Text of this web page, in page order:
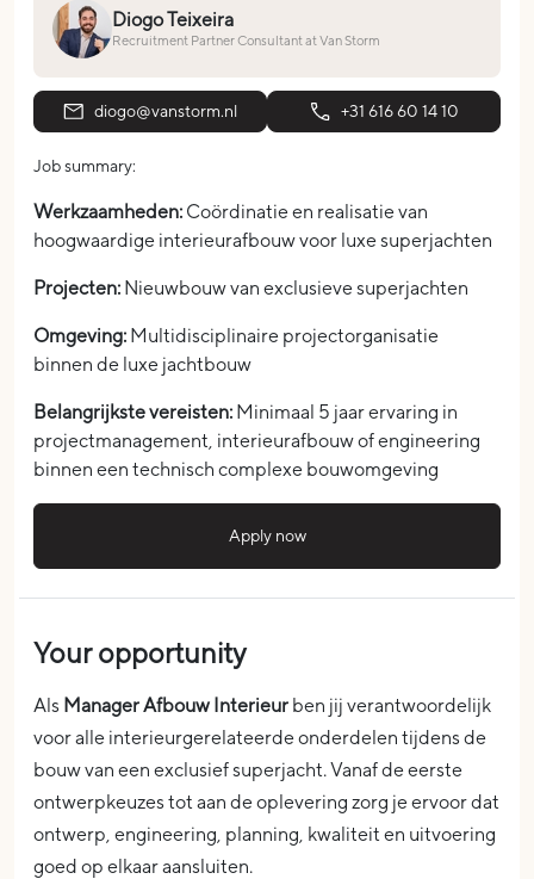
Diogo Teixeira
Recruitment Partner Consultant at Van Storm
diogo@vanstorm.nl +31 616 60 14 10
Job summary:
Werkzaamheden: Coördinatie en realisatie van
hoogwaardige interieurafbouw voor luxe superjachten
Projecten: Nieuwbouw van exclusieve superjachten
Omgeving: Multidisciplinaire projectorganisatie
binnen de luxe jachtbouw
Belangrijkste vereisten: Minimaal 5 jaar ervaring in
projectmanagement, interieurafbouw of engineering
binnen een technisch complexe bouwomgeving
Apply now
Your opportunity
Als Manager Afbouw Interieur ben jij verantwoordelijk
voor alle interieurgerelateerde onderdelen tijdens de
bouw van een exclusief superjacht. Vanaf de eerste
ontwerpkeuzes tot aan de oplevering zorg je ervoor dat
ontwerp, engineering, planning, kwaliteit en uitvoering
goed op elkaar aansluiten.